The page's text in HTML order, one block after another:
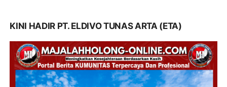
KINI HADIR PT. ELDIVO TUNAS ARTA (ETA)